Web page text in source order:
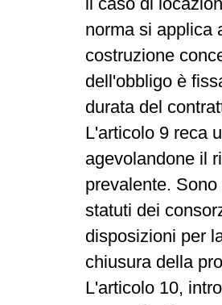
norma si applica
costruzione
dell'obbligo è
durata del
L'articolo 9 reca
agevolandone il
prevalente.
statuti dei
disposizioni per
chiusura della
L'articolo 10,